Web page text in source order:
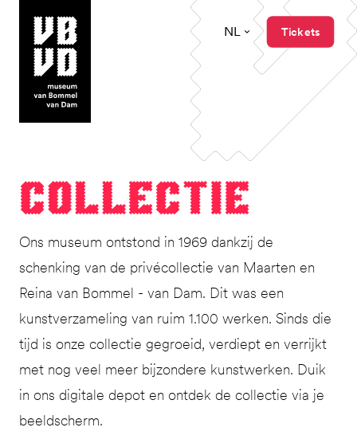
museum van Bommel van Dam
NL Tickets
Col­lec­tie
Ons museum ontstond in 1969 dankzij de
schenking van de privécollectie van Maarten en
Reina van Bommel - van Dam. Dit was een
kunstverzameling van ruim 1.100 werken. Sinds die
tijd is onze collectie gegroeid, verdiept en verrijkt
met nog veel meer bijzondere kunstwerken. Duik
in ons digitale depot en ontdek de collectie via je
beeldscherm.